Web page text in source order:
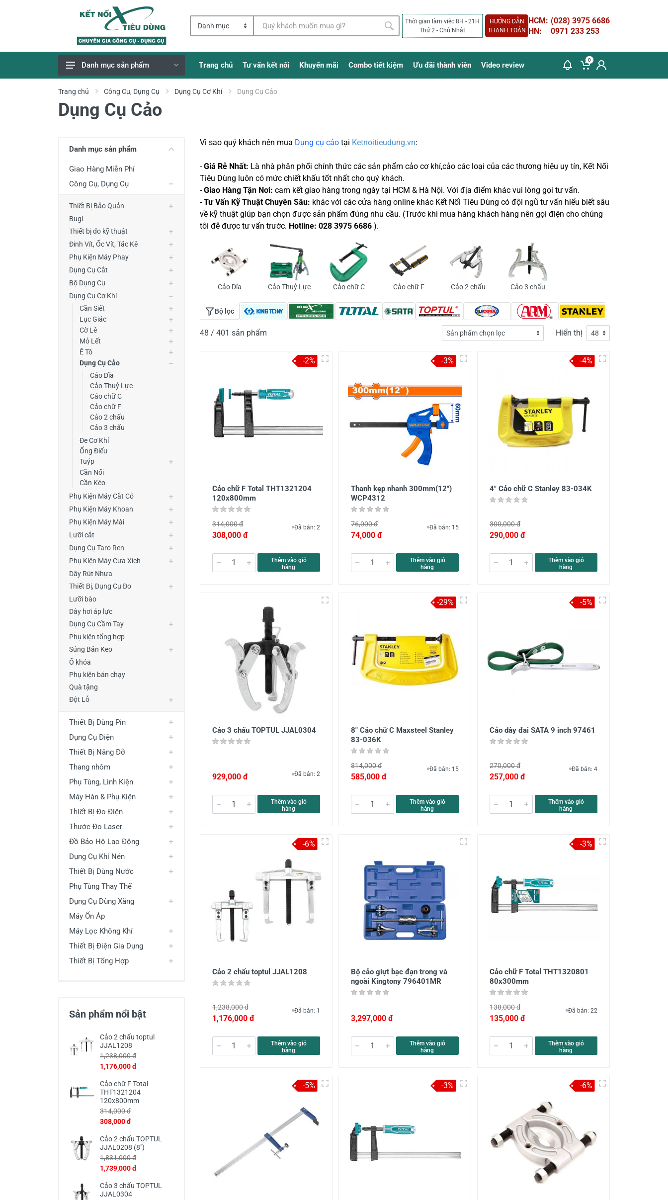
Thời gian làm việc 8H - 21H
Thứ 2 - Chủ Nhật
HƯỚNG DẪN
THANH TOÁN
HCM: (028) 3975 6686
HN:
0971 233 253
Giao Hàng Miễn Phí
Công Cụ, Dụng Cụ
Thiết Bị Đo Điện
Thước Đo Laser
Đồ Bảo Hộ Lao Động
Danh mục sản phẩm Trang chủ Tư vấn kết nối Khuyến mãi Combo tiết kiệm Ưu đãi thành viên Video review
0
Trang chủ Công Cụ, Dụng Cụ Dụng Cụ Cơ Khí Dụng Cụ Cảo
Dụng Cụ Cảo
Danh mục sản phẩm
Giao Hàng Miễn Phí
Công Cụ, Dụng Cụ
Thiết Bị Bảo Quản
Bugi
Thiết bị đo kỹ thuật
Đinh Vít, Ốc Vít, Tắc Kê
Phụ Kiện Máy Phay
Dụng Cụ Cắt
Bộ Dụng Cụ
Dụng Cụ Cơ Khí
Cần Siết
Lục Giác
Cờ Lê
Mỏ Lết
Ê Tô
Dụng Cụ Cảo
Cảo Dĩa
Cảo Thuỷ Lực
Cảo chữ C
Cảo chữ F
Cảo 2 chấu
Cảo 3 chấu
Đe Cơ Khí
Ống Điếu
Tuýp
Cần Nối
Cần Kéo
Phụ Kiện Máy Cắt Cỏ
Phụ Kiện Máy Khoan
Phụ Kiện Máy Mài
Lưỡi cắt
Dụng Cụ Taro Ren
Phụ Kiện Máy Cưa Xích
Dây Rút Nhựa
Thiết Bị, Dụng Cụ Đo
Lưỡi bào
Dây hơi áp lực
Dụng Cụ Cầm Tay
Phụ kiện tổng hợp
Súng Bắn Keo
Ổ khóa
Phụ kiện bán chạy
Quà tặng
Đột Lỗ
Thiết Bị Dùng Pin
Dụng Cụ Điện
Thiết Bị Nâng Đỡ
Thang nhôm
Phụ Tùng, Linh Kiện
Máy Hàn & Phụ Kiện
Thiết Bị Đo Điện
Thước Đo Laser
Đồ Bảo Hộ Lao Động
Dụng Cụ Khí Nén
Thiết Bị Dùng Nước
Phụ Tùng Thay Thế
Dụng Cụ Dùng Xăng
Máy Ổn Áp
Máy Lọc Không Khí
Thiết Bị Điện Gia Dụng
Thiết Bị Tổng Hợp
Sản phẩm nổi bật
Cảo 2 chấu toptul
JJAL1208
1,238,000 đ
1,176,000 đ
Cảo chữ F Total
THT1321204
120x800mm
314,000 đ
308,000 đ
Cảo 2 chấu TOPTUL
JJAL0208 (8")
1,831,000 đ
1,739,000 đ
Cảo 3 chấu TOPTUL
JJAL0304
Vì sao quý khách nên mua Dụng cụ cảo tại Ketnoitieudung.vn:
-Giá Rẻ Nhất: Là nhà phân phối chính thức các sản phẩm cảo cơ khí,cảo các loại của các thương hiệu uy tín, Kết Nối
Tiêu Dùng luôn có mức chiết khấu tốt nhất cho quý khách.
-Giao Hàng Tận Nơi: cam kết giao hàng trong ngày tại HCM & Hà Nội. Với địa điểm khác vui lòng gọi tư vấn.
-Tư Vấn Kỹ Thuật Chuyên Sâu: khác với các cửa hàng online khác Kết Nối Tiêu Dùng có đội ngũ tư vấn hiểu biết sâu
về kỹ thuật giúp bạn chọn được sản phẩm đúng nhu cầu. (Trước khi mua hàng khách hàng nên gọi điện cho chúng
tôi đễ được tư vấn trước. Hotline: 028 3975 6686 ).
Cảo Dĩa Cảo Thuỷ Lực Cảo chữ C Cảo chữ F Cảo 2 chấu Cảo 3 chấu
Bộ lọc
48 / 401 sản phẩm Hiển thị
Cảo chữ F Total THT1321204
120x800mm
314,000 đ
308,000 đ
Đã bán: 2
Thêm vào giỏ
hàng
-2%
Thanh kẹp nhanh 300mm(12")
WCP4312
76,000 đ
74,000 đ
Đã bán: 15
Thêm vào giỏ
hàng
-3%
4" Cảo chữ C Stanley 83-034K
300,000 đ
290,000 đ
Thêm vào giỏ
hàng
-4%
Cảo 3 chấu TOPTUL JJAL0304
929,000 đ Đã bán: 2
Thêm vào giỏ
hàng
8" Cảo chữ C Maxsteel Stanley
83-036K
814,000 đ
585,000 đ
Đã bán: 15
Thêm vào giỏ
hàng
-29%
Cảo dây đai SATA 9 inch 97461
270,000 đ
257,000 đ
Đã bán: 4
Thêm vào giỏ
hàng
-5%
Cảo 2 chấu toptul JJAL1208
1,238,000 đ
1,176,000 đ
Đã bán: 1
Thêm vào giỏ
hàng
-6%
Bộ cảo giựt bạc đạn trong và
ngoài Kingtony 796401MR
3,297,000 đ
Thêm vào giỏ
hàng
Cảo chữ F Total THT1320801
80x300mm
138,000 đ
135,000 đ
Đã bán: 22
Thêm vào giỏ
hàng
-3%
-5% -3% -6%